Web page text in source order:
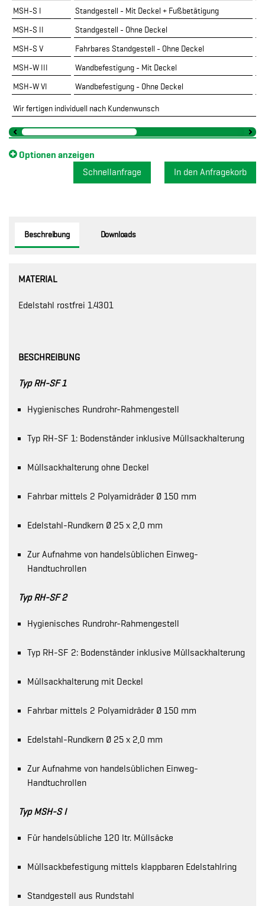
MSH-S I
Standgestell - Mit Deckel + Fußbetätigung
MSH-S II
Standgestell - Ohne Deckel
MSH-S V
Fahrbares Standgestell - Ohne Deckel
MSH-W III
Wandbefestigung - Mit Deckel
MSH-W VI
Wandbefestigung - Ohne Deckel
Wir fertigen individuell nach Kundenwunsch
Optionen anzeigen
Schnellanfrage
Beschreibung Downloads
MATERIAL
Edelstahl rostfrei 1.4301
BESCHREIBUNG
Typ RH-SF 1
Hygienisches Rundrohr-Rahmengestell
Typ RH-SF 1: Bodenständer inklusive Müllsackhalterung
Müllsackhalterung ohne Deckel
Fahrbar mittels 2 Polyamidräder Ø 150 mm
Edelstahl-Rundkern Ø 25 x 2,0 mm
Zur Aufnahme von handelsüblichen Einweg-
Handtuchrollen
Typ RH-SF 2
Hygienisches Rundrohr-Rahmengestell
Typ RH-SF 2: Bodenständer inklusive Müllsackhalterung
Müllsackhalterung mit Deckel
Fahrbar mittels 2 Polyamidräder Ø 150 mm
Edelstahl-Rundkern Ø 25 x 2,0 mm
Zur Aufnahme von handelsüblichen Einweg-
Handtuchrollen
Typ MSH-S I
Für handelsübliche 120 ltr. Müllsäcke
Müllsackbefestigung mittels klappbaren Edelstahlring
Standgestell aus Rundstahl